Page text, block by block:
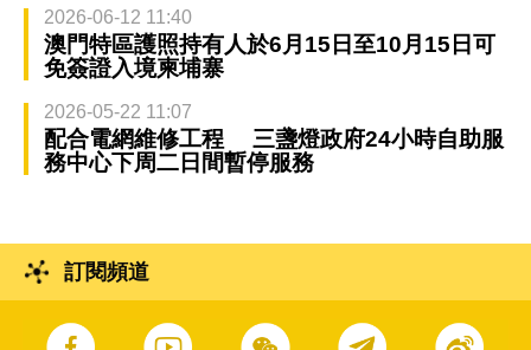
2026-06-12 11:40
澳門特區護照持有人於6月15日至10月15日可
免簽證入境柬埔寨
2026-05-22 11:07
配合電網維修工程 三盞燈政府24小時自助服
務中心下周二日間暫停服務
訂閱頻道